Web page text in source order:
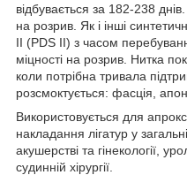
відбувається за 182-238
на розрив. Як і інші
II (PDS II) з часом
міцності на розрив. Нитка
коли потрібна тривала
розсмоктується: фасція,
Використовується для
накладання лігатур у
акушерстві та гінекології,
судинній хірургії.